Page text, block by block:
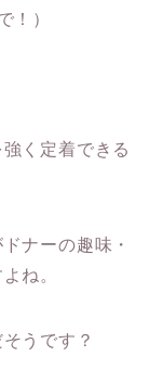
！）
く定着できる
ナーの趣味・
ね。
うです？